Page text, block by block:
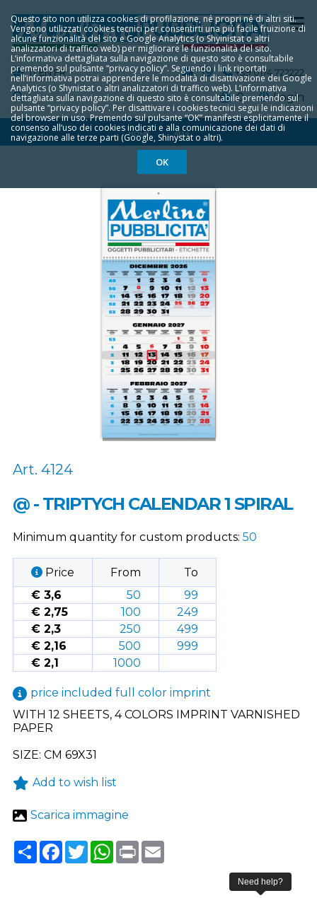
Questo sito non utilizza cookies di profilazione, né propri né di altri siti.
Vengono utilizzati cookies tecnici per consentirti una più facile fruizione di
alcune funzionalità del sito e Google Analytics (o Shyinistat o altri
analizzatori di traffico web) per migliorare le funzionalità del sito.
L‘informativa dettagliata sulla navigazione di questo sito è consultabile
premendo sul pulsante “privacy policy”. Seguendo i link riportati
nell‘informativa potrai apprendere le modalità di disattivazione dei Google
Analytics (o Shynistat o altri analizzatori di traffico web). L‘informativa
dettagliata sulla navigazione di questo sito è consultabile premendo sul
pulsante “privacy policy”. Per disattivare i cookies tecnici segui le indicazioni
del browser in uso. Premendo sul pulsante “OK” manifesti esplicitamente il
consenso all‘uso dei cookies indicati e alla comunicazione dei dati di
navigazione alle terze parti (Google, Shinystat o altri).
OK
IT EN FR +39 0174 722222
Login
0
HOME 4124
Art. 4124
@ - TRIPTYCH CALENDAR 1 SPIRAL
Minimum quantity for custom products: 50
Price From
To
€ 3,6
50
99
€ 2,75
100
249
€ 2,3
250
499
€ 2,16
500
999
€ 2,1
1000
price included full color imprint
WITH 12 SHEETS, 4 COLORS IMPRINT VARNISHED
PAPER
SIZE: CM 69X31
Add to wish list
Scarica immagine
ShareFacebook
TwitterWhatsApp
PrintEmail